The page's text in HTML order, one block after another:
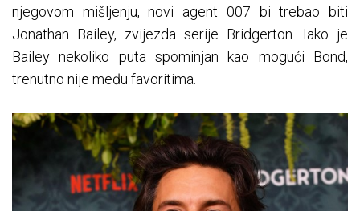
njegovom mišljenju, novi agent 007 bi trebao biti
Jonathan Bailey, zvijezda serije Bridgerton. Iako je
Bailey nekoliko puta spominjan kao mogući Bond,
trenutno nije među favoritima.